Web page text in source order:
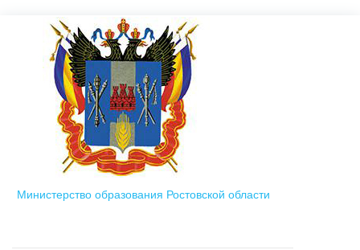
Министерство образования Ростовской области